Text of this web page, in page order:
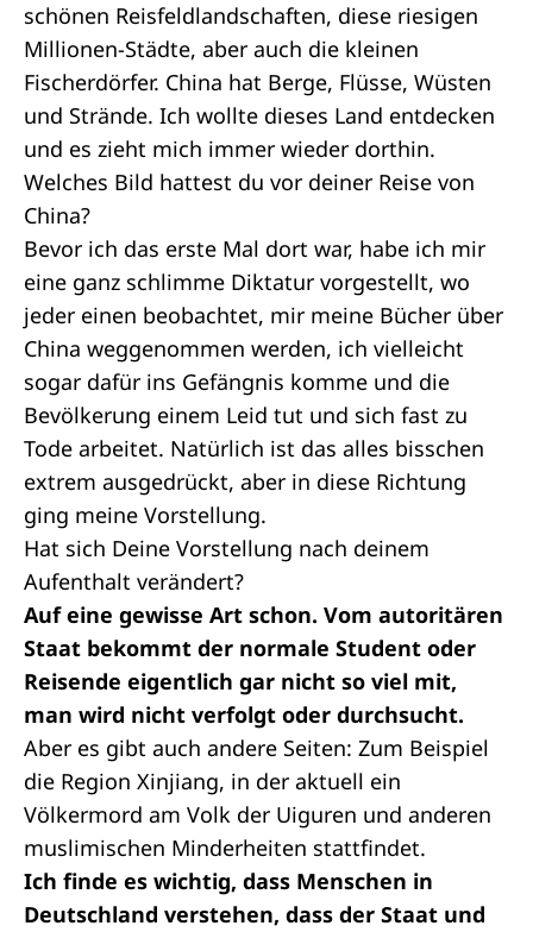
schönen Reisfeldlandschaften, diese riesigen
Millionen-Städte, aber auch die kleinen
Fischerdörfer. China hat Berge, Flüsse, Wüsten
und Strände. Ich wollte dieses Land entdecken
und es zieht mich immer wieder dorthin.
Welches Bild hattest du vor deiner Reise von
China?
Bevor ich das erste Mal dort war, habe ich mir
eine ganz schlimme Diktatur vorgestellt, wo
jeder einen beobachtet, mir meine Bücher über
China weggenommen werden, ich vielleicht
sogar dafür ins Gefängnis komme und die
Bevölkerung einem Leid tut und sich fast zu
Tode arbeitet. Natürlich ist das alles bisschen
extrem ausgedrückt, aber in diese Richtung
ging meine Vorstellung.
Hat sich Deine Vorstellung nach deinem
Aufenthalt verändert?
Auf eine gewisse Art schon. Vom autoritären
Staat bekommt der normale Student oder
Reisende eigentlich gar nicht so viel mit,
man wird nicht verfolgt oder durchsucht.
Aber es gibt auch andere Seiten: Zum Beispiel
die Region Xinjiang, in der aktuell ein
Völkermord am Volk der Uiguren und anderen
muslimischen Minderheiten stattfindet.
Ich finde es wichtig, dass Menschen in
Deutschland verstehen, dass der Staat und